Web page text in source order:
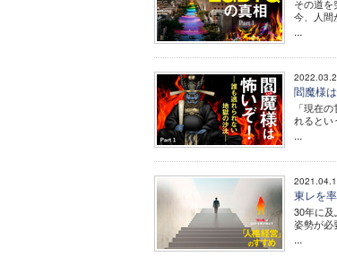
その道
今、人間
...
閻魔様
「現在
れるとい
...
東レを
30年に
姿勢が必
...